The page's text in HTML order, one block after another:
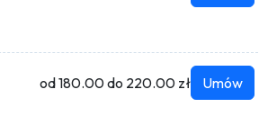
od 180.00 do 220.00 zł
Umów